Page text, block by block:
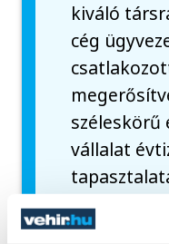
kiváló
cég
széleskörű
vállalat
számára
tartogat.